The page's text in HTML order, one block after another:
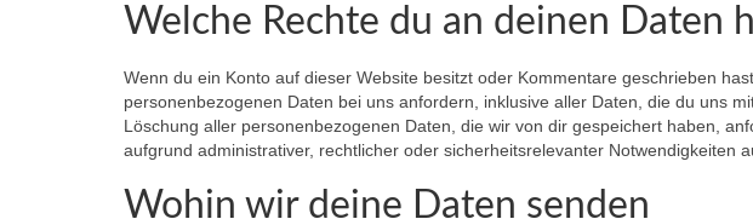
Welche Rechte du an deinen Daten
Wenn du ein Konto auf dieser Website besitzt oder Kommentare geschrieben
personenbezogenen Daten bei uns anfordern, inklusive aller Daten, die du uns
Löschung aller personenbezogenen Daten, die wir von dir gespeichert haben,
aufgrund administrativer, rechtlicher oder sicherheitsrelevanter Notwendigkeiten
Wohin wir deine Daten senden